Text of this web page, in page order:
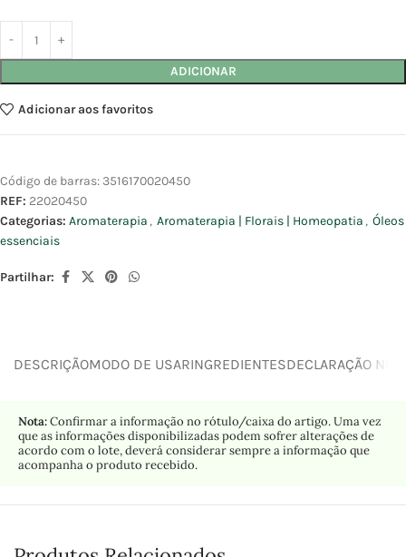
ADICIONAR
Adicionar aos favoritos
Código de barras: 3516170020450
REF: 22020450
Categorias: Aromaterapia , Aromaterapia | Florais | Homeopatia , Óleos
essenciais
Partilhar:
DESCRIÇÃOMODO DE USARINGREDIENTESDECLARAÇÃO
Nota:Confirmar a informação no rótulo/caixa do artigo. Uma vez
que as informações disponibilizadas podem sofrer alterações de
acordo com o lote, deverá considerar sempre a informação que
acompanha o produto recebido.